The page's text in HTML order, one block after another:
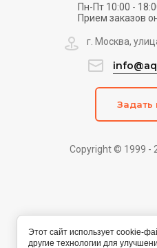
Copyright © 1999 -
Пн-Пт 10:00 -
Прием заказов
г. Москва,
Задать
Этот сайт использует cookie-
другие технологии для